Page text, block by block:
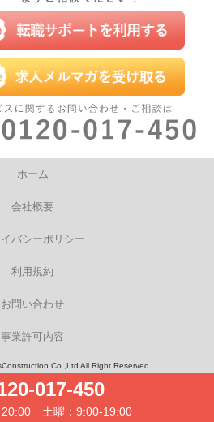
ホーム
会社概要
バシーポリシー
利用規約
お問い合わせ
事業許可内容
Co.,Ltd All Right Reserved.
017-450
20:00 土曜：9:00-19:00